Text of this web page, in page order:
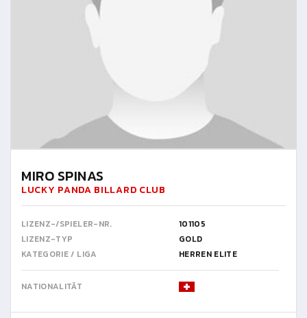
MIRO SPINAS
LUCKY PANDA BILLARD CLUB
LIZENZ-/SPIELER-NR.
101105
LIZENZ-TYP
GOLD
KATEGORIE / LIGA
HERREN ELITE
NATIONALITÄT